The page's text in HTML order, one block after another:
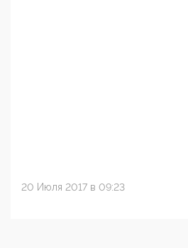
20 Июля 2017 в 09:23